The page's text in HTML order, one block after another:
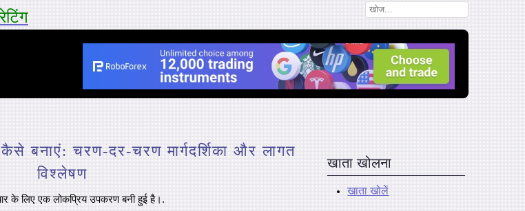
बनाएं: चरण-दर-चरण मार्गदर्शिका और लागत
विश्लेषण
के लिए एक लोकप्रिय उपकरण बनी हुई है।.
खाता खोलना
खाता खोलें